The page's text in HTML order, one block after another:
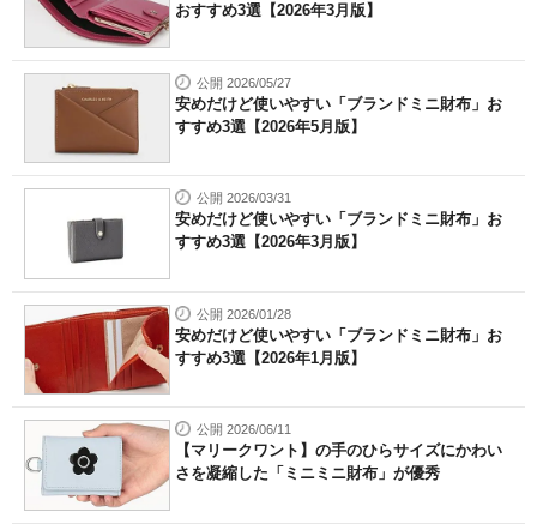
おすすめ3選【2026年3月版】
公開 2026/05/27
安めだけど使いやすい「ブランドミニ財布」お
すすめ3選【2026年5月版】
公開 2026/03/31
安めだけど使いやすい「ブランドミニ財布」お
すすめ3選【2026年3月版】
公開 2026/01/28
安めだけど使いやすい「ブランドミニ財布」お
すすめ3選【2026年1月版】
公開 2026/06/11
【マリークワント】の手のひらサイズにかわい
さを凝縮した「ミニミニ財布」が優秀